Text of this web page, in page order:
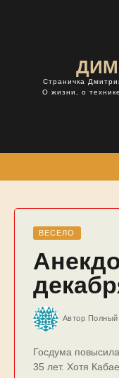
Страничка
О жизни, о
ВЕСЕЛО
Автор Полный
Госдума
35 лет. Хотя